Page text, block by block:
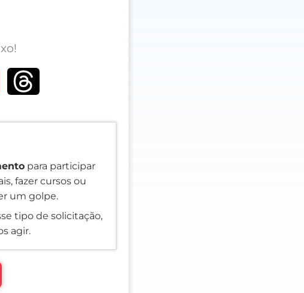
para participar
fazer cursos ou
um golpe.
tipo de solicitação,
agir.